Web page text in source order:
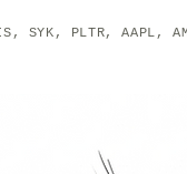
SYK, PLTR, AAPL,